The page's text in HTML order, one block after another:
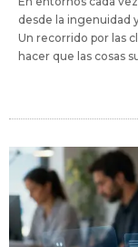
desde la ingenuidad
Un recorrido por las
hacer que las cosas